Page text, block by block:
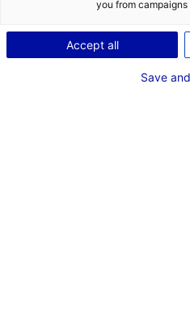
you from
Accept all
Save